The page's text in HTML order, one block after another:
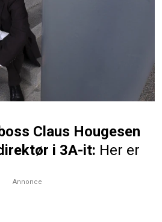
Claus Hougesen
i 3A-it: Her er
Annonce